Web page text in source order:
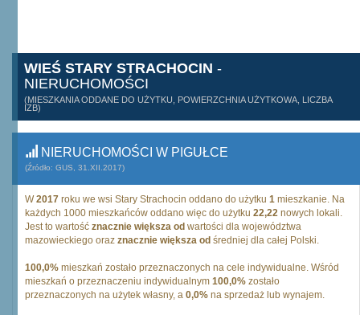
WIEŚ STARY STRACHOCIN -
NIERUCHOMOŚCI
(MIESZKANIA ODDANE DO UŻYTKU, POWIERZCHNIA UŻYTKOWA, LICZBA
IZB)
NIERUCHOMOŚCI W PIGUŁCE
(Źródło: GUS, 31.XII.2017)
W2017 roku we wsi Stary Strachocin oddano do użytku 1 mieszkanie. Na
każdych 1000 mieszkańców oddano więc do użytku 22,22 nowych lokali.
Jest to wartość znacznie większa od wartości dla województwa
mazowieckiego oraz znacznie większa od średniej dla całej Polski.
100,0% mieszkań zostało przeznaczonych na cele indywidualne. Wśród
mieszkań o przeznaczeniu indywidualnym 100,0% zostało
przeznaczonych na użytek własny, a 0,0% na sprzedaż lub wynajem.